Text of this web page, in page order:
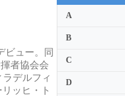
ビュー。同
者協会会
デルフィ
ッヒ・ト
A
B
C
D